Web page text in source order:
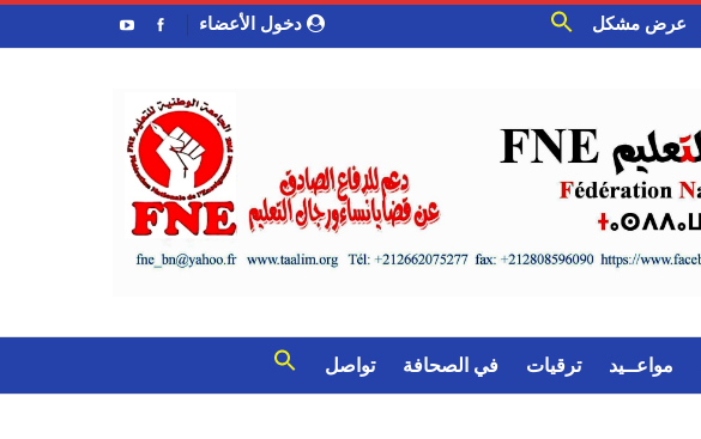
دخول الأعضاء عرض مشكل
مواعــيد ترقيات في الصحافة تواصل